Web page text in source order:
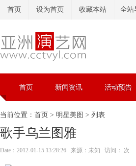
首页 设为首页 收藏本站 全站
首页 新闻资讯 活动预告
当前位置： 首页 > 明星美图 > 列表
歌手乌兰图雅
Date：2012-01-15 13:28:26 来源：未知 访问： 次